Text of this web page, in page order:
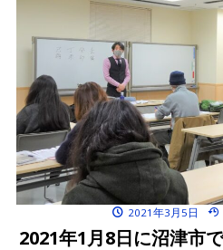
2021年3月5日
2021年1月8日に沼津市